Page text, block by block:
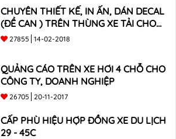
CHUYÊN THIẾT KẾ, IN ẤN, DÁN DECAL
(ĐỀ CAN ) TRÊN THÙNG XE TẢI CHO
CÔNG TY
27855 14-02-2018
QUẢNG CÁO TRÊN XE HƠI 4 CHỖ CHO
CÔNG TY, DOANH NGHIỆP
26705 20-11-2017
CẤP PHÙ HIỆU HỢP ĐỒNG XE DU LỊCH
29 - 45C